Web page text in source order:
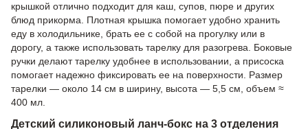
крышкой отлично подходит для каш, супов, пюре и других
блюд прикорма. Плотная крышка помогает удобно хранить
еду в холодильнике, брать ее с собой на прогулку или в
дорогу, а также использовать тарелку для разогрева. Боковые
ручки делают тарелку удобнее в использовании, а присоска
помогает надежно фиксировать ее на поверхности. Размер
тарелки — около 14 см в ширину, высота — 5,5 см, объем ≈
400 мл.
Детский силиконовый ланч-бокс на 3 отделения